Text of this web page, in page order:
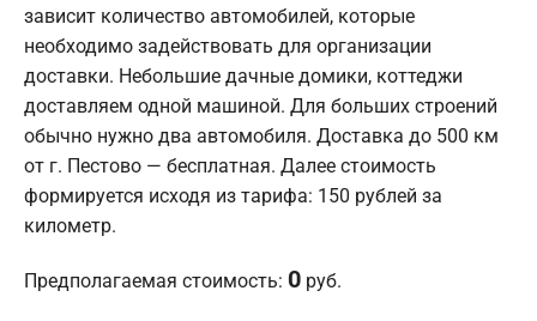
зависит количество автомобилей, которые
необходимо задействовать для организации
доставки. Небольшие дачные домики, коттеджи
доставляем одной машиной. Для больших строений
обычно нужно два автомобиля. Доставка до 500 км
от г. Пестово — бесплатная. Далее стоимость
формируется исходя из тарифа: 150 рублей за
километр.
Предполагаемая стоимость: 0 руб.